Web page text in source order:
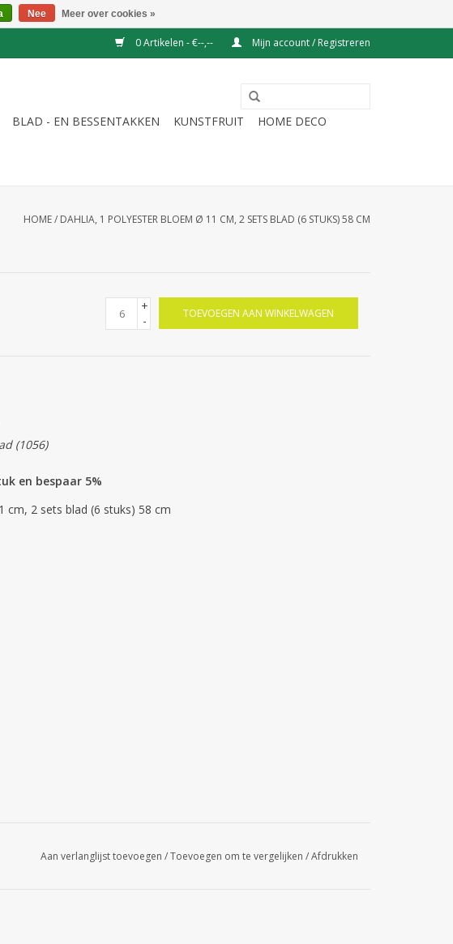
0 Artikelen - €--,-- Mijn account / Registreren
BLAD - EN BESSENTAKKEN KUNSTFRUIT
HOME DECO
HOME/ DAHLIA, 1 POLYESTER BLOEM Ø 11 CM, 2 SETS BLAD (6 STUKS) 58 CM
+
-
TOEVOEGEN AAN WINKELWAGEN
(1056)
en bespaar 5%
2 sets blad (6 stuks) 58 cm
Aan verlanglijst toevoegen /Toevoegen om te vergelijken /Afdrukken
Nee Meer over cookies »